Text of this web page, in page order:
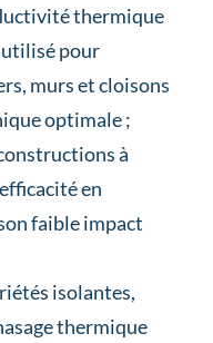
thermique
pour
murs et cloisons
optimale ;
à
en
faible impact
isolantes,
thermique